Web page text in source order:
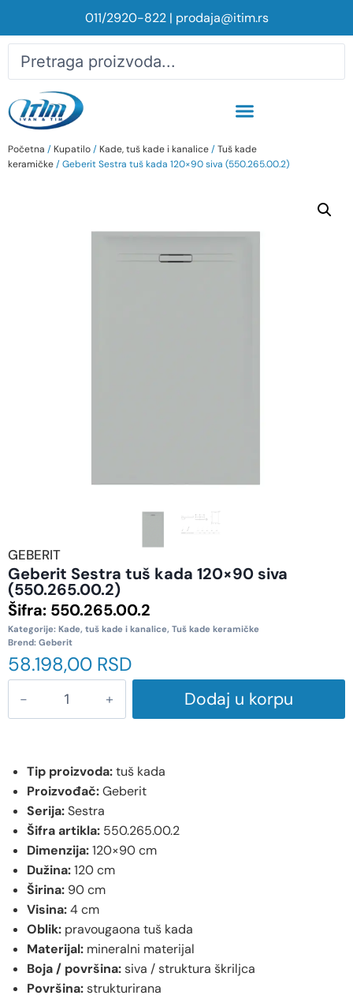
011/2920-822| prodaja@itim.rs
Početna / Kupatilo/ Kade, tuš kade i kanalice/Tuš kade
keramičke/ Geberit Sestra tuš kada 120×90 siva (550.265.00.2)
GEBERIT
Geberit Sestra tuš kada 120×90 siva
(550.265.00.2)
Šifra: 550.265.00.2
Kategorije: Kade, tuš kade i kanalice, Tuš kade keramičke
Brend: Geberit
58.198,00 RSD
Dodaj u korpu
Tip proizvoda:tuš kada
Proizvođač:Geberit
Serija:Sestra
Šifra artikla: 550.265.00.2
Dimenzija:120×90 cm
Dužina:120 cm
Širina: 90 cm
Visina:4 cm
Oblik: pravougaona tuš kada
Materijal: mineralni materijal
Boja / površina:siva / struktura škriljca
Površina:strukturirana